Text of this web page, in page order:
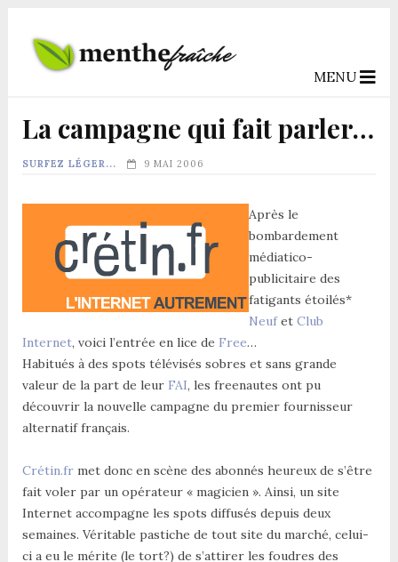
MENU
La campagne qui fait parler…
SURFEZ LÉGER... 9 MAI 2006
Après le
bombardement
médiatico-
publicitaire des
fatigants étoilés*
Neufet Club
Internet, voici l’entrée en lice de Free…
Habitués à des spots télévisés sobres et sans grande
valeur de la part de leur FAI, les freenautes ont pu
découvrir la nouvelle campagne du premier fournisseur
alternatif français.
Crétin.frmet donc en scène des abonnés heureux de s’être
fait voler par un opérateur « magicien ». Ainsi, un site
Internet accompagne les spots diffusés depuis deux
semaines. Véritable pastiche de tout site du marché, celui-
ci a eu le mérite (le tort?) de s’attirer les foudres des